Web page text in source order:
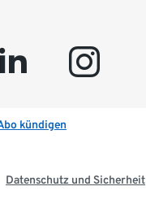
linkedin instagram
kündigen
Datenschutz und Sicherheit